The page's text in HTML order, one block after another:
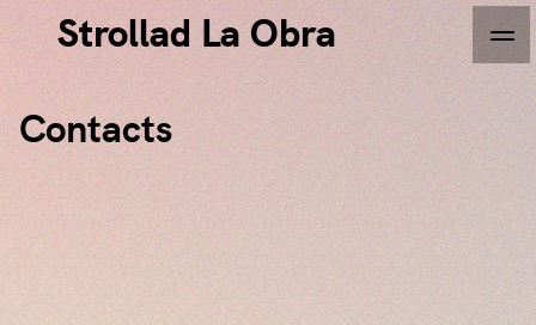
Strollad La Obra
i
Contacts